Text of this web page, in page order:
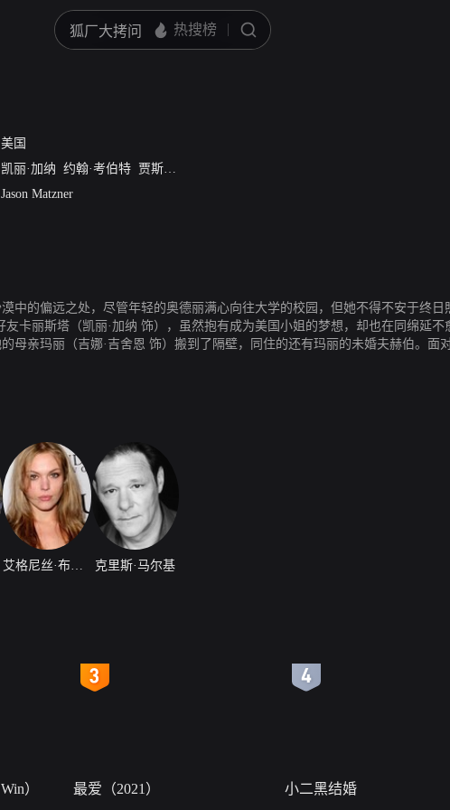
美国
凯丽·加纳 约翰·考伯特 贾斯丁·朗
Jason Matzner
中的偏远之处，尽管年轻的奥德丽满心向往大学的校园，但她不得不安于终
卡丽斯塔（凯丽·加纳 饰），虽然抱有成为美国小姐的梦想，却也在同绵延
母亲玛丽（吉娜·吉舍恩 饰）搬到了隔壁，同住的还有玛丽的未婚夫赫伯。面
克里斯·马尔基
） 最爱（2021） 小二黑结婚